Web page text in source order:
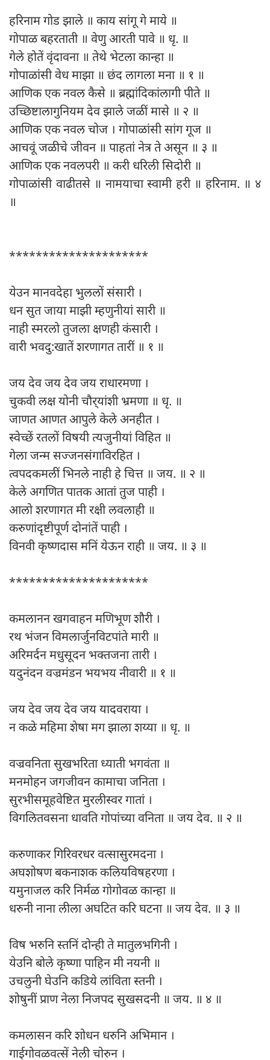
हरिनाम गोड झाले ॥ काय सांगू गे माये ॥
गोपाळ बहरताती ॥ वेणु आरती पावे ॥ धृ. ॥
गेले होतें वृंदावना ॥ तेथे भेटला कान्हा ॥
गोपाळांसी वेध माझा ॥ छंद लागला मना ॥ १ ॥
आणिक एक नवल कैसे ॥ ब्रह्मांदिकांलागी पीते ॥
उच्छिष्टालागुनियम देव झाले जळीं मासे ॥ २ ॥
आणिक एक नवल चोज । गोपाळांसी सांग गूज ॥
आचवूं जळीचे जीवन ॥ पाहतां नेत्र ते असून ॥ ३ ॥
आणिक एक नवलपरी ॥ करी धरिली सिदोरी ॥
गोपाळांसी वाढीतसे ॥ नामयाचा स्वामी हरी ॥ हरिनाम. ॥ ४
॥
*********************
येउन मानवदेहा भुललों संसारी ।
धन सुत जाया माझी म्हणुनीयां सारी ॥
नाही स्मरलो तुजला क्षणही कंसारी ।
वारी भवदु:खातें शरणागत तारीं ॥ १ ॥
जय देव जय देव जय राधारमणा ।
चुकवी लक्ष योनी चौर्‌यांशी भ्रमणा ॥ धृ. ॥
जाणत आणत आपुले केले अनहीत ।
स्वेच्छें रतलों विषयी त्यजुनीयां विहित ॥
गेला जन्म सज्जनसंगाविरहित ।
त्वपदकमलीं भिनले नाही हे चित्त ॥ जय. ॥ २ ॥
केले अगणित पातक आतां तुज पाही ।
आलो शरणागत मी रक्षी लवलाही ॥
करुणांदृष्टीपूर्ण दोनांतें पाही ।
विनवी कृष्णदास मनिं येऊन राही ॥ जय. ॥ ३ ॥
*********************
कमलानन खगवाहन मणिभूण शौरी ।
रथ भंजन विमलार्जुनविटपांते मारी ॥
अरिमर्दन मधुसूदन भक्तजना तारी ।
यदुनंदन वज्रमंडन भयभय नीवारी ॥ १ ॥
जय देव जय देव जय यादवराया ।
न कळे महिमा शेषा मग झाला शय्या ॥ धृ. ॥
वज्रवनिता सुखभरिता ध्याती भगवंता ॥
मनमोहन जगजीवन कामाचा जनिता ।
सुरभीसमूहवेष्टित मुरलीस्वर गातां ।
विगलितवसना धावति गोपांच्या वनिता ॥ जय देव. ॥ २ ॥
करुणाकर गिरिवरधर वत्सासुरमदना ।
अघशोषण बकनाशक कलियविषहरणा ।
यमुनाजल करि निर्मळ गोगोवळ कान्हा ॥
धरुनी नाना लीला अघटित करि घटना ॥ जय देव. ॥ ३ ॥
विष भरुनि स्तनिं दोन्ही ते मातुलभगिनी ।
येउनि बोले कृष्णा पाहिन मी नयनी ॥
उचलुनी घेउनि कडिये लांविता स्तनी ।
शोषुनीं प्राण नेला निजपद सुखसदनी ॥ जय. ॥ ४ ॥
कमलासन करि शोधन धरुनि अभिमान ।
गाईगोवळवत्सें नेली चोरुन ।